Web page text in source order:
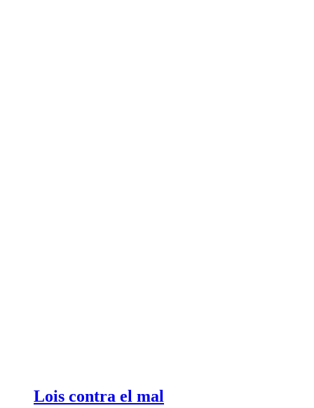
Lois contra el mal